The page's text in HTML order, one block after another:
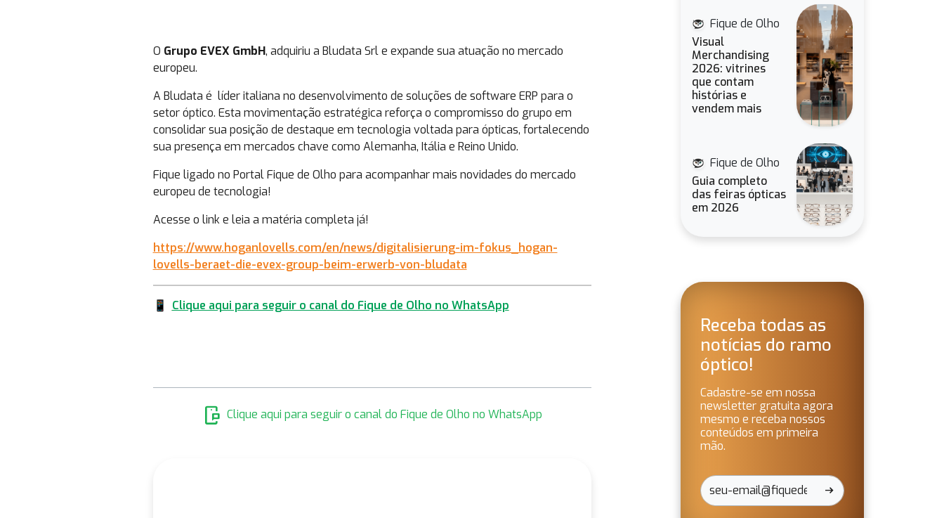
O Grupo EVEX GmbH, adquiriu a Bludata Srl e expande sua atuação no mercado
europeu.
A Bludata é líder italiana no desenvolvimento de soluções de software ERP para o
setor óptico. Esta movimentação estratégica reforça o compromisso do grupo em
consolidar sua posição de destaque em tecnologia voltada para ópticas, fortalecendo
sua presença em mercados chave como Alemanha, Itália e Reino Unido.
Fique ligado no Portal Fique de Olho para acompanhar mais novidades do mercado
europeu de tecnologia!
Acesse o link e leia a matéria completa já!
https://www.hoganlovells.com/en/news/digitalisierung-im-fokus_hogan-
lovells-beraet-die-evex-group-beim-erwerb-von-bludata
📱 Clique aqui para seguir o canal do Fique de Olho no WhatsApp
mobile_chat Clique aqui para seguir o canal do Fique de Olho no WhatsApp
Fique de Olho
Visual
Merchandising
2026: vitrines
que contam
histórias e
vendem mais
Fique de Olho
Guia completo
das feiras ópticas
em 2026
Receba todas as
notícias do ramo
óptico!
Cadastre-se em nossa
newsletter gratuita agora
mesmo e receba nossos
conteúdos em primeira
mão.
arrow_right_alt